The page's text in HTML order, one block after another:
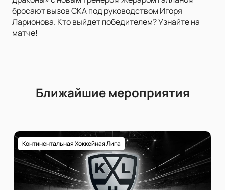
бросают вызов СКА под руководством Игоря
Ларионова. Кто выйдет победителем? Узнайте на
матче!
Ближайшие мероприятия
Континентальная Хоккейная Лига